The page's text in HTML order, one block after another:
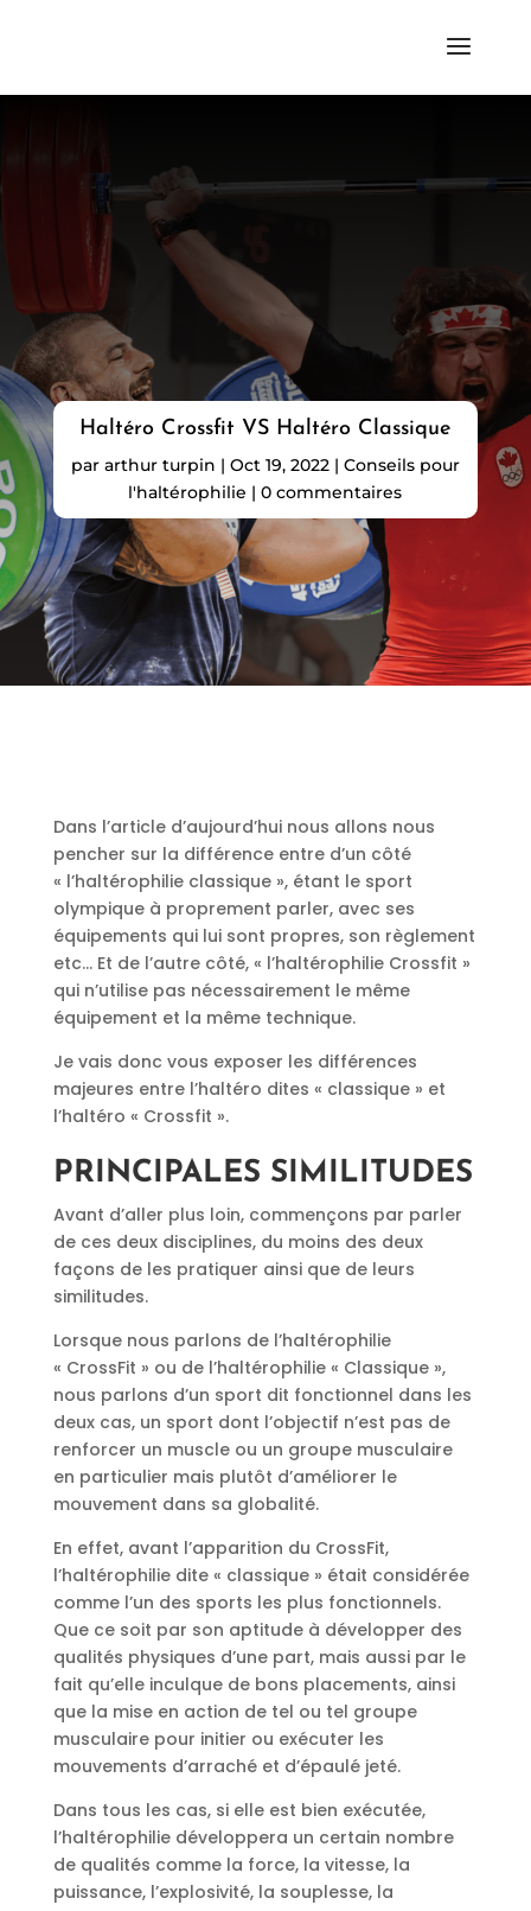
Haltéro Crossfit VS Haltéro Classique
par arthur turpin | Oct 19, 2022| Conseils pour
l'haltérophilie |0 commentaires
Dans l’article d’aujourd’hui nous allons nous
pencher sur la différence entre d’un côté
« l’haltérophilie classique », étant le sport
olympique à proprement parler, avec ses
équipements qui lui sont propres, son règlement
etc… Et de l’autre côté, « l’haltérophilie Crossfit »
qui n’utilise pas nécessairement le même
équipement et la même technique.
Je vais donc vous exposer les différences
majeures entre l’haltéro dites « classique » et
l’haltéro « Crossfit ».
PRINCIPALES SIMILITUDES
Avant d’aller plus loin, commençons par parler
de ces deux disciplines, du moins des deux
façons de les pratiquer ainsi que de leurs
similitudes.
Lorsque nous parlons de l’haltérophilie
« CrossFit » ou de l’haltérophilie « Classique »,
nous parlons d’un sport dit fonctionnel dans les
deux cas, un sport dont l’objectif n’est pas de
renforcer un muscle ou un groupe musculaire
en particulier mais plutôt d’améliorer le
mouvement dans sa globalité.
En effet, avant l’apparition du CrossFit,
l’haltérophilie dite « classique » était considérée
comme l’un des sports les plus fonctionnels.
Que ce soit par son aptitude à développer des
qualités physiques d’une part, mais aussi par le
fait qu’elle inculque de bons placements, ainsi
que la mise en action de tel ou tel groupe
musculaire pour initier ou exécuter les
mouvements d’arraché et d’épaulé jeté.
Dans tous les cas, si elle est bien exécutée,
l’haltérophilie développera un certain nombre
de qualités comme la force, la vitesse, la
puissance, l’explosivité, la souplesse, la